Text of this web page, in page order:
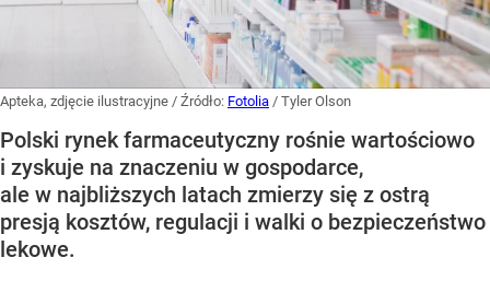
Apteka, zdjęcie ilustracyjne / Źródło: Fotolia / Tyler Olson
Polski rynek farmaceutyczny rośnie wartościowo
i zyskuje na znaczeniu w gospodarce,
ale w najbliższych latach zmierzy się z ostrą
presją kosztów, regulacji i walki o bezpieczeństwo
lekowe.